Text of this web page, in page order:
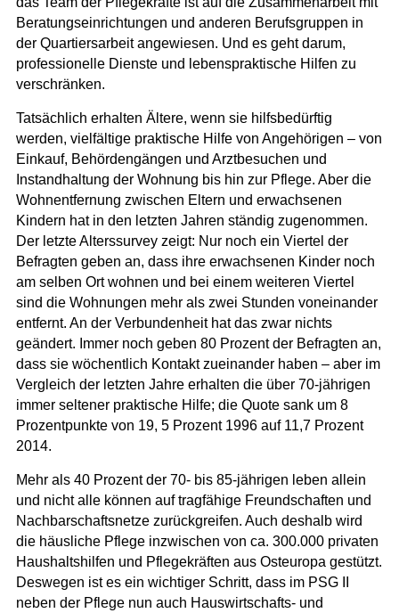
Beratungseinrichtungen und anderen Berufsgruppen in
der Quartiersarbeit angewiesen. Und es geht darum,
professionelle Dienste und lebenspraktische Hilfen zu
verschränken.
Tatsächlich erhalten Ältere, wenn sie hilfsbedürftig
werden, vielfältige praktische Hilfe von Angehörigen – von
Einkauf, Behördengängen und Arztbesuchen und
Instandhaltung der Wohnung bis hin zur Pflege. Aber die
Wohnentfernung zwischen Eltern und erwachsenen
Kindern hat in den letzten Jahren ständig zugenommen.
Der letzte Alterssurvey zeigt: Nur noch ein Viertel der
Befragten geben an, dass ihre erwachsenen Kinder noch
am selben Ort wohnen und bei einem weiteren Viertel
sind die Wohnungen mehr als zwei Stunden voneinander
entfernt. An der Verbundenheit hat das zwar nichts
geändert. Immer noch geben 80 Prozent der Befragten an,
dass sie wöchentlich Kontakt zueinander haben – aber im
Vergleich der letzten Jahre erhalten die über 70-jährigen
immer seltener praktische Hilfe; die Quote sank um 8
Prozentpunkte von 19, 5 Prozent 1996 auf 11,7 Prozent
2014.
Mehr als 40 Prozent der 70- bis 85-jährigen leben allein
und nicht alle können auf tragfähige Freundschaften und
Nachbarschaftsnetze zurückgreifen. Auch deshalb wird
die häusliche Pflege inzwischen von ca. 300.000 privaten
Haushaltshilfen und Pflegekräften aus Osteuropa gestützt.
Deswegen ist es ein wichtiger Schritt, dass im PSG II
neben der Pflege nun auch Hauswirtschafts- und